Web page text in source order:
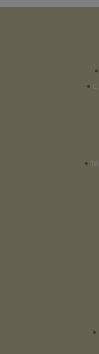
•
•
•
•